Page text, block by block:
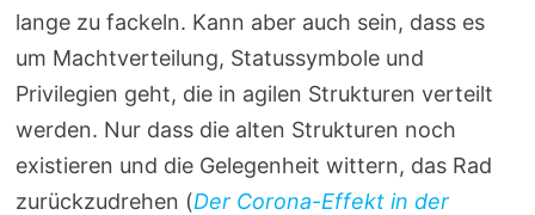
lange zu fackeln. Kann aber auch sein, dass es
um Machtverteilung, Statussymbole und
Privilegien geht, die in agilen Strukturen verteilt
werden. Nur dass die alten Strukturen noch
existieren und die Gelegenheit wittern, das Rad
zurückzudrehen (Der Corona-Effekt in der